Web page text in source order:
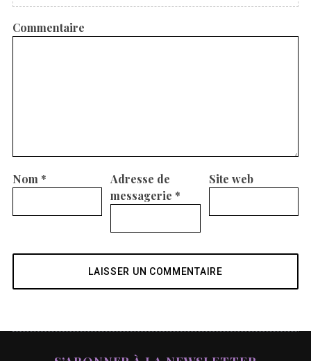
Commentaire
Nom *
Adresse de
messagerie *
Site web